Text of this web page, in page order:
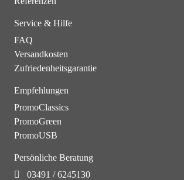
Service & Hilfe
FAQ
Versandkosten
Zufriedenheitsgarantie
Empfehlungen
PromoClassics
PromoGreen
PromoUSB
Persönliche Beratung
03491 / 6245130